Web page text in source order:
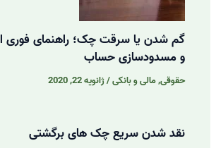
گم شدن یا سرقت چک؛ راهنمای فوری
و مسدودسازی حساب
حقوقی,مالی و بانکی/ژانویه 22, 2020
نقد شدن سریع چک های برگشتی